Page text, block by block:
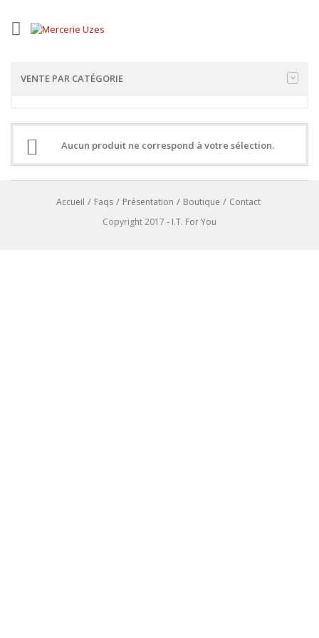
VENTE PAR CATÉGORIE
Aucun produit ne correspond à votre sélection.
Accueil Faqs Présentation Boutique
Contact
Copyright 2017 - I.T. For You